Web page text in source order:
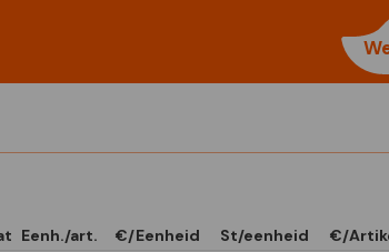
Eenh./art. €/Eenheid St/eenheid €/